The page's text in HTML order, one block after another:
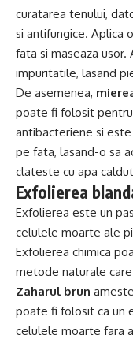
curatarea tenului,
si antifungice. Aplica
fata si maseaza usor.
impuritatile, lasand
De asemenea,
poate fi folosit
antibacteriene si
pe fata, lasand-o sa
clateste cu apa
Exfolierea
Exfolierea este un
celulele moarte ale
Exfolierea chimica
metode naturale
Zaharul brun
poate fi folosit ca un
celulele moarte fara